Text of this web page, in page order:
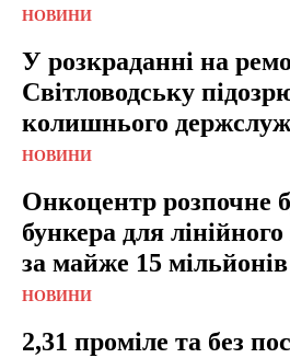
НОВИНИ
У розкраданні на
Світловодську
колишнього
НОВИНИ
Онкоцентр розпочне
бункера для
за майже 15 мільйонів
НОВИНИ
2,31 проміле та без